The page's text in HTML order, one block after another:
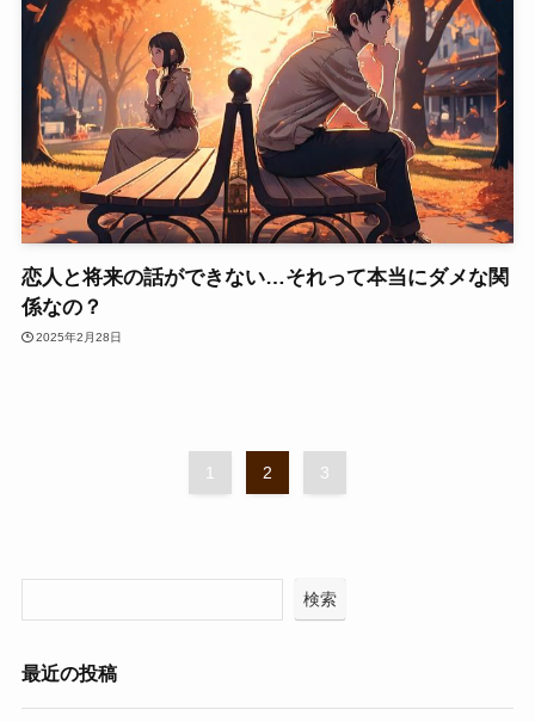
恋人と将来の話ができない…それって本当にダメな関
係なの？
2025年2月28日
1 2 3
検索
最近の投稿